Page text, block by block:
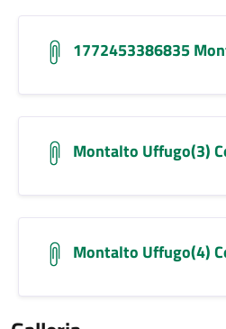
1772453386835
Montalto Uffugo(3)
Montalto Uffugo(4)